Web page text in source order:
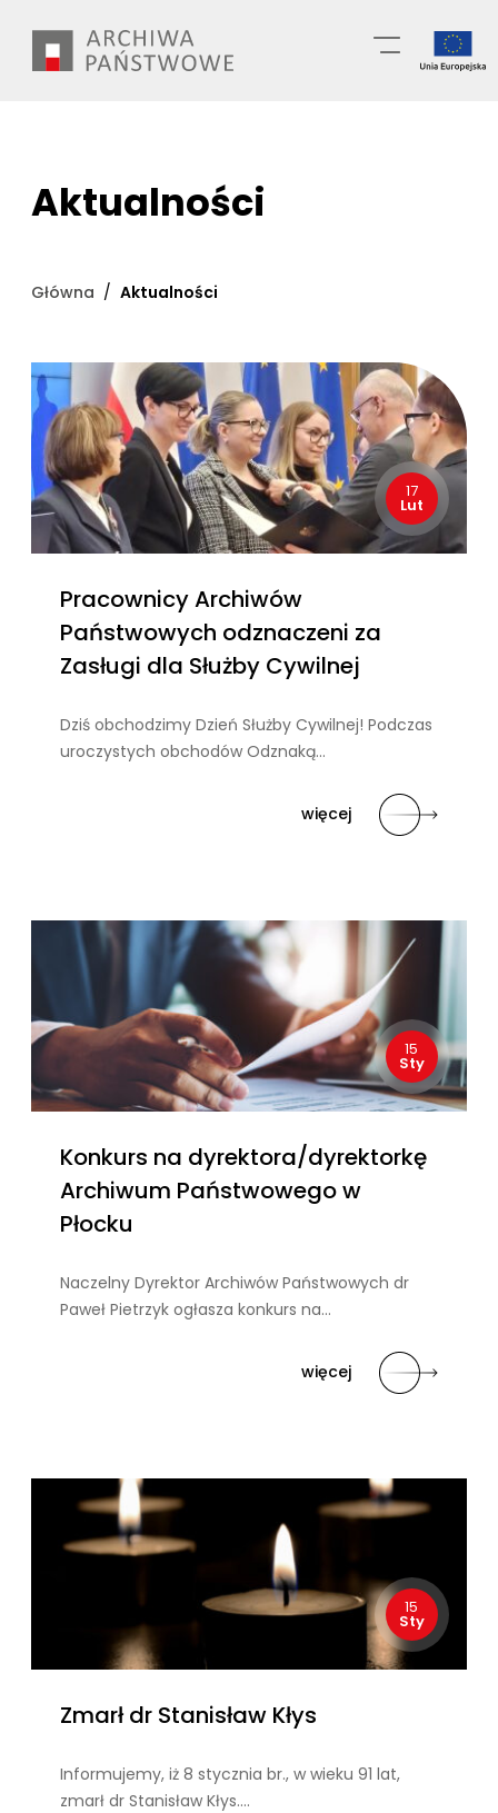
treści
Aktualności
Główna Aktualności
17
Lut
Pracownicy Archiwów
Państwowych odznaczeni za
Zasługi dla Służby Cywilnej
Dziś obchodzimy Dzień Służby Cywilnej! Podczas
uroczystych obchodów Odznaką…
więcej
15
Sty
Konkurs na dyrektora/dyrektorkę
Archiwum Państwowego w
Płocku
Naczelny Dyrektor Archiwów Państwowych dr
Paweł Pietrzyk ogłasza konkurs na…
więcej
15
Sty
Zmarł dr Stanisław Kłys
Informujemy, iż 8 stycznia br., w wieku 91 lat,
zmarł dr Stanisław Kłys….